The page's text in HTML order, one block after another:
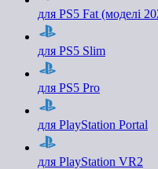
для PS5 Fat (моделі
для PS5 Slim
для PS5 Pro
для PlayStation Portal
для PlayStation VR2